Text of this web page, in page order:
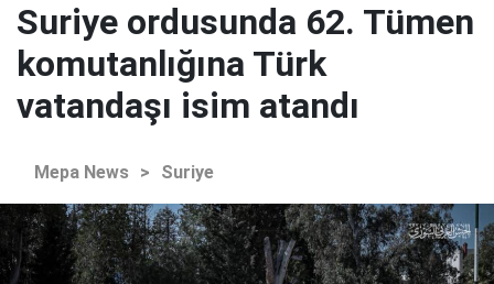
Suriye ordusunda 62. Tümen
komutanlığına Türk
vatandaşı isim atandı
Mepa News > Suriye